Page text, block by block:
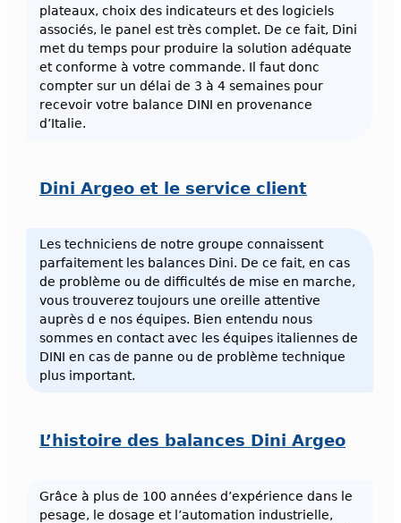
plateaux, choix des indicateurs et des logiciels
associés, le panel est très complet. De ce fait, Dini
met du temps pour produire la solution adéquate
et conforme à votre commande. Il faut donc
compter sur un délai de 3 à 4 semaines pour
recevoir votre balance DINI en provenance
d’Italie.
Dini Argeo et le service client
Les techniciens de notre groupe connaissent
parfaitement les balances Dini. De ce fait, en cas
de problème ou de difficultés de mise en marche,
vous trouverez toujours une oreille attentive
auprès d e nos équipes. Bien entendu nous
sommes en contact avec les équipes italiennes de
DINI en cas de panne ou de problème technique
plus important.
L’histoire des balances Dini Argeo
Grâce à plus de 100 années d’expérience dans le
pesage, le dosage et l’automation industrielle,